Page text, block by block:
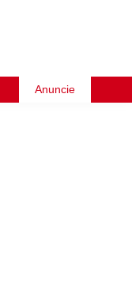
Anuncie